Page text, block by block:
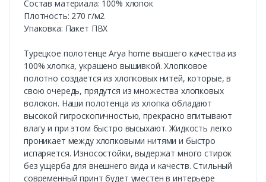
Состав материала: 100% хлопок
Плотность: 270 г/м2
Упаковка: Пакет ПВХ
Турецкое полотенце Arya home высшего качества из
100% хлопка, украшено вышивкой. Хлопковое
полотно создается из хлопковых нитей, которые, в
свою очередь, прядутся из множества хлопковых
волокон. Наши полотенца из хлопка обладают
высокой гигроскопичностью, прекрасно впитывают
влагу и при этом быстро высыхают. Жидкость легко
проникает между хлопковыми нитями и быстро
испаряется. Износостойки, выдержат много стирок
без ущерба для внешнего вида и качеств. Стильный
современный принт будет уместен в интерьере